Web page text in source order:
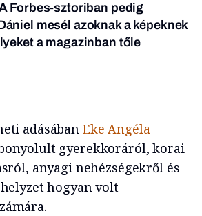
Forbes-sztoriban pedig
mesél azoknak a képeknek
a magazinban tőle
adásában Eke Angéla
gyerekkoráról, korai
anyagi nehézségekről és
hogyan volt